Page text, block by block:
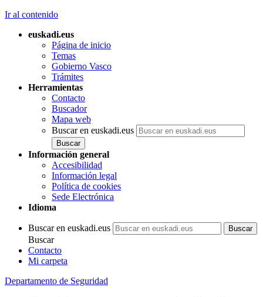
Ir al contenido
euskadi.eus
Página de inicio
Temas
Gobierno Vasco
Trámites
Herramientas
Contacto
Buscador
Mapa web
Buscar en euskadi.eus
Información general
Accesibilidad
Información legal
Política de cookies
Sede Electrónica
Idioma
Buscar en euskadi.eus
Buscar
Contacto
Mi carpeta
Departamento de Seguridad